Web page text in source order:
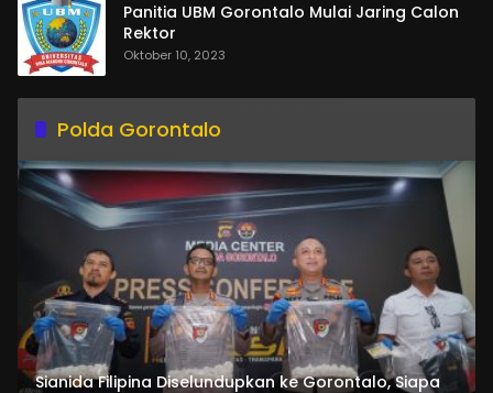
Panitia UBM Gorontalo Mulai Jaring Calon
Rektor
Oktober 10, 2023
Polda Gorontalo
Sianida Filipina Diselundupkan ke Gorontalo, Siapa